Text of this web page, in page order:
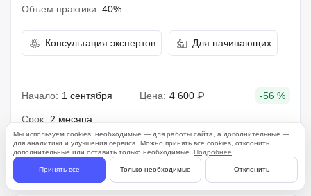
Объем практики: 40%
Консультация экспертов Для начинающих
Начало: 1 сентября Цена: 4 600 ₽ -56 %
Срок: 2 месяца
Подробнее
Мы используем cookies: необходимые — для работы сайта, а дополнительные —
для аналитики и улучшения сервиса. Можно принять все cookies, отклонить
дополнительные или оставить только необходимые. Подробнее
Принять все Только необходимые Отклонить